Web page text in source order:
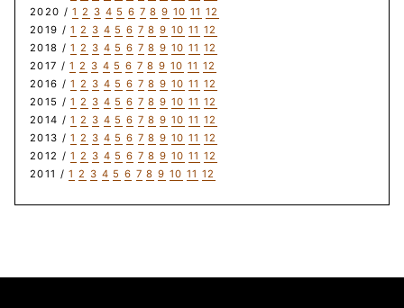
2020 /1 2 3 4 5 6 7 8 9 10 11 12
2019 /1 2 3 4 5 6 7 8 9 10 11 12
2018 /1 2 3 4 5 6 7 8 9 10 11 12
2017 /1 2 3 4 5 6 7 8 9 10 11 12
2016 /1 2 3 4 5 6 7 8 9 10 11 12
2015 /1 2 3 4 5 6 7 8 9 10 11 12
2014 /1 2 3 4 5 6 7 8 9 10 11 12
2013 /1 2 3 4 5 6 7 8 9 10 11 12
2012 /1 2 3 4 5 6 7 8 9 10 11 12
2011 /1 2 3 4 5 6 7 8 9 10 11 12